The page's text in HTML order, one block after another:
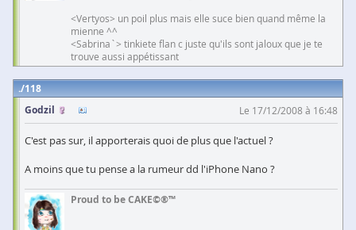
<Vertyos> un poil plus mais elle suce bien quand même la
mienne ^^
<Sabrina`> tinkiete flan c juste qu'ils sont jaloux que je te
trouve aussi appétissant
118
Godzil
Le 17/12/2008 à 16:48
C'est pas sur, il apporterais quoi de plus que l'actuel ?
A moins que tu pense a la rumeur dd l'iPhone Nano ?
Proud to be CAKE©®™